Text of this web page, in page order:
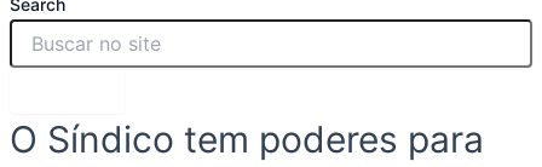
Search
O Síndico tem poderes para